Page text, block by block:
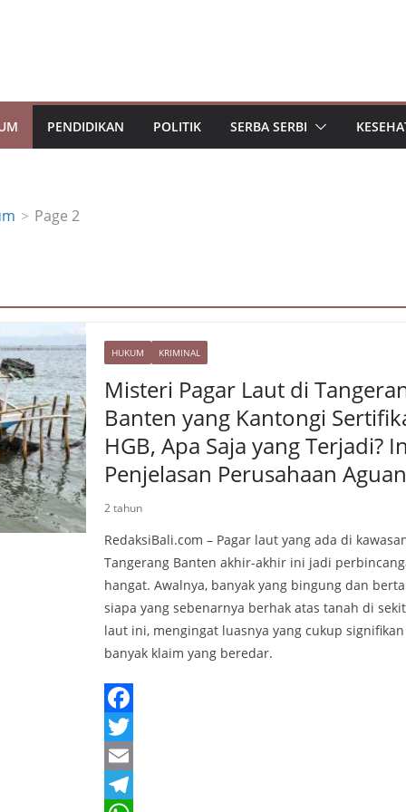
PENDIDIKAN POLITIK SERBA SERBI
Page 2
HUKUM KRIMINAL
Misteri Pagar Laut di
Banten yang Kantongi
HGB, Apa Saja yang Terjadi?
Penjelasan Perusahaan Aguan
2 tahun
RedaksiBali.com – Pagar laut yang ada di
Tangerang Banten akhir-akhir ini jadi
hangat. Awalnya, banyak yang bingung dan
siapa yang sebenarnya berhak atas tanah di
laut ini, mengingat luasnya yang cukup
banyak klaim yang beredar.
F
a
c
T
w
E